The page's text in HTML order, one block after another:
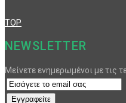
TOP
NEWSLETTER
Μείνετε ενημερωμένοι με τις